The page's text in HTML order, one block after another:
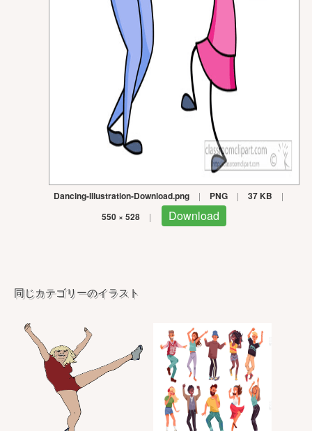
Dancing-Illustration-Download.png | PNG | 37 KB |
550 × 528 | Download
同じカテゴリーのイラスト